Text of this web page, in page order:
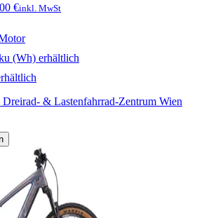
€inkl. MwSt
(Wh) erhältlich
& Lastenfahrrad-Zentrum Wien